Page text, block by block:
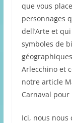
que vous
personnages
dell’Arte et
symboles de
Arlecchino et
notre article
Carnaval
Ici, nous nous